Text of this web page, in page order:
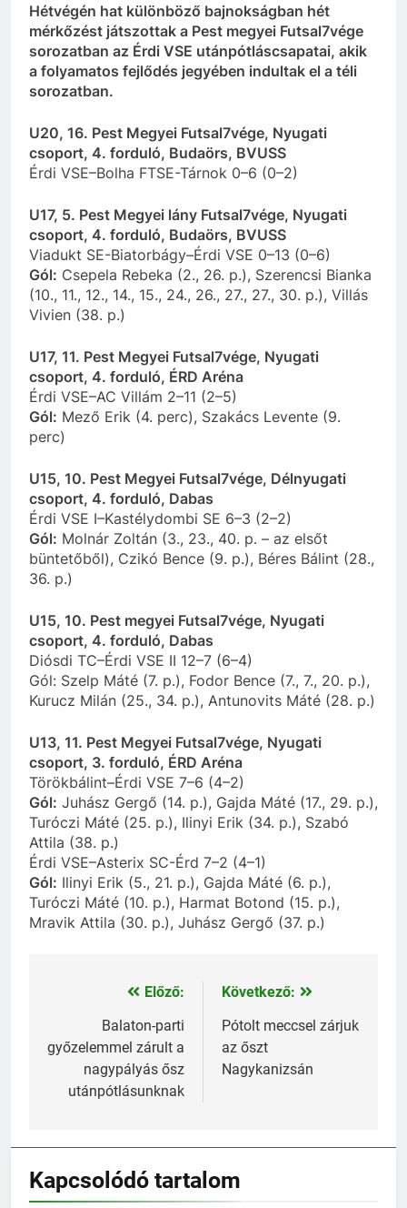
Hétvégén hat különböző bajnokságban hét
mérkőzést játszottak a Pest megyei Futsal7vége
sorozatban az Érdi VSE utánpótláscsapatai, akik
a folyamatos fejlődés jegyében indultak el a téli
sorozatban.
U20, 16. Pest Megyei Futsal7vége, Nyugati
csoport, 4. forduló, Budaörs, BVUSS
Érdi VSE–Bolha FTSE-Tárnok 0–6 (0–2)
U17, 5. Pest Megyei lány Futsal7vége, Nyugati
csoport, 4. forduló, Budaörs, BVUSS
Viadukt SE-Biatorbágy–Érdi VSE 0–13 (0–6)
Gól: Csepela Rebeka (2., 26. p.), Szerencsi Bianka
(10., 11., 12., 14., 15., 24., 26., 27., 27., 30. p.), Villás
Vivien (38. p.)
U17, 11. Pest Megyei Futsal7vége, Nyugati
csoport, 4. forduló, ÉRD Aréna
Érdi VSE–AC Villám 2–11 (2–5)
Gól: Mező Erik (4. perc), Szakács Levente (9.
perc)
U15, 10. Pest Megyei Futsal7vége, Délnyugati
csoport, 4. forduló, Dabas
Érdi VSE I–Kastélydombi SE 6–3 (2–2)
Gól: Molnár Zoltán (3., 23., 40. p. – az elsőt
büntetőből), Czikó Bence (9. p.), Béres Bálint (28.,
36. p.)
U15, 10. Pest megyei Futsal7vége, Nyugati
csoport, 4. forduló, Dabas
Diósdi TC–Érdi VSE II 12–7 (6–4)
Gól: Szelp Máté (7. p.), Fodor Bence (7., 7., 20. p.),
Kurucz Milán (25., 34. p.), Antunovits Máté (28. p.)
U13, 11. Pest Megyei Futsal7vége, Nyugati
csoport, 3. forduló, ÉRD Aréna
Törökbálint–Érdi VSE 7–6 (4–2)
Gól: Juhász Gergő (14. p.), Gajda Máté (17., 29. p.),
Turóczi Máté (25. p.), Ilinyi Erik (34. p.), Szabó
Attila (38. p.)
Érdi VSE–Asterix SC-Érd 7–2 (4–1)
Gól: Ilinyi Erik (5., 21. p.), Gajda Máté (6. p.),
Turóczi Máté (10. p.), Harmat Botond (15. p.),
Mravik Attila (30. p.), Juhász Gergő (37. p.)
Bejegyzés
navigáció
Előző:
Balaton-parti
győzelemmel zárult a
nagypályás ősz
utánpótlásunknak
Következő:
Pótolt meccsel zárjuk
az őszt
Nagykanizsán
Kapcsolódó tartalom